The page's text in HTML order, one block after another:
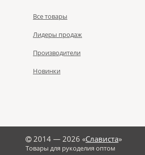
Все товары
Лидеры продаж
Производители
Новинки
©2014 — 2026 «Слависта»
Товары для рукоделия оптом